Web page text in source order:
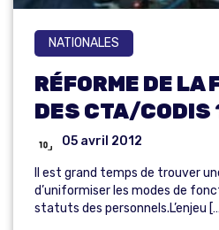
NATIONALES
RÉFORME DE LA
DES CTA/CODIS
05 avril 2012
Il est grand temps de trouver
d’uniformiser les modes de
statuts des personnels.L’enjeu